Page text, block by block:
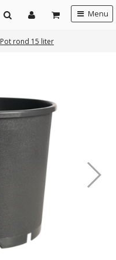
Menu
Pot rond 15 liter